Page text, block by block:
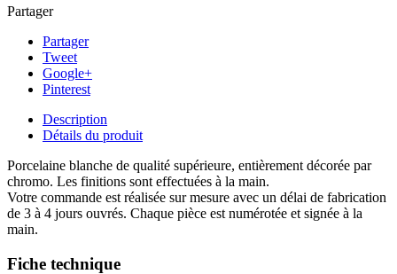
Partager
Partager
Tweet
Google+
Pinterest
Description
Détails du produit
Porcelaine blanche de qualité supérieure, entièrement décorée par
chromo. Les finitions sont effectuées à la main.
Votre commande est réalisée sur mesure avec un délai de fabrication
de 3 à 4 jours ouvrés. Chaque pièce est numérotée et signée à la
main.
Fiche technique